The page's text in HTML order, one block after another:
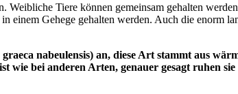
Tiere können gemeinsam gehalten
einem Gehege gehalten werden. Auch die enorm
nabeulensis) an, diese Art stammt aus
bei anderen Arten, genauer gesagt ruhen